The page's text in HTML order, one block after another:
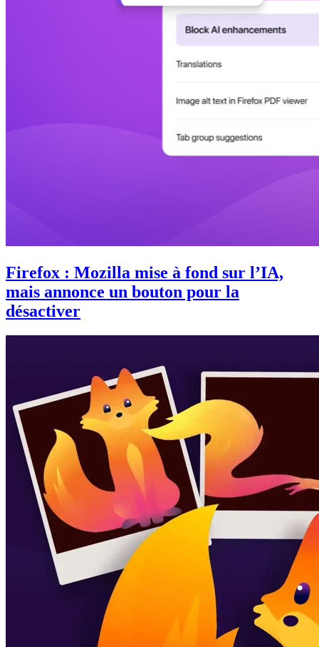
Firefox : Mozilla mise à fond sur l’IA,
mais annonce un bouton pour la
désactiver